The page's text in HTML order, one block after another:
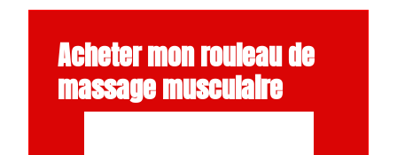
Acheter mon rouleau de
massage musculaire